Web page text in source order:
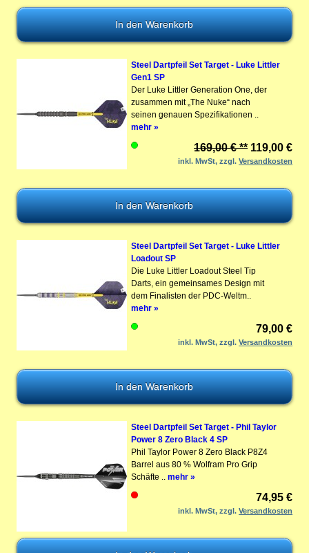
Steel Dartpfeil Set Target - Luke Littler
Gen1 SP
Der Luke Littler Generation One, der
zusammen mit „The Nuke“ nach
seinen genauen Spezifikationen ..
mehr »
169,00 € ** 119,00 €
inkl. MwSt, zzgl.Versandkosten
Steel Dartpfeil Set Target - Luke Littler
Loadout SP
Die Luke Littler Loadout Steel Tip
Darts, ein gemeinsames Design mit
dem Finalisten der PDC-Weltm..
mehr »
79,00 €
inkl. MwSt, zzgl.Versandkosten
Steel Dartpfeil Set Target - Phil Taylor
Power 8 Zero Black 4 SP
Phil Taylor Power 8 Zero Black P8Z4
Barrel aus 80 % Wolfram Pro Grip
Schäfte .. mehr »
74,95 €
inkl. MwSt, zzgl.Versandkosten